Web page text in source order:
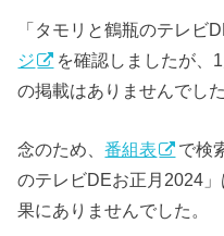
「タモリと鶴瓶のテレビ
ジ
を確認しましたが、
の掲載はありませんでした
念のため、番組表
で検
のテレビDEお正月2024
果にありませんでした。